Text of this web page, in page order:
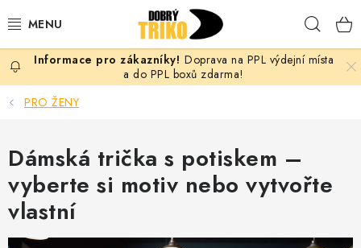
na
PRO ŽENY
PRO MUŽE
PRO DĚTI
DOPLŇKY
PRO PÁRY
Doprava na PPL výdejní místa
a do PPL boxů zdarma!
PRO ŽENY
Dámská trička s potiskem –
vyberte si motiv nebo vytvořte
vlastní